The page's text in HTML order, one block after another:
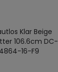
Klar Beige
106.6cm DC-
16-F9